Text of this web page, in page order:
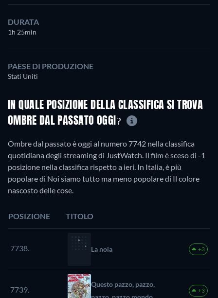
DURATA
1h 25min
PAESE DI PRODUZIONE
Stati Uniti
IN QUALE POSIZIONE DELLA CLASSIFICA SI TROVA
OMBRE DAL PASSATO OGGI?
Ombre dal passato è oggi al numero 7742 nella classifica
quotidiana degli streaming di JustWatch. Il film è sceso di -1
posizione nella classifica rispetto a ieri. In Italia, è più
popolare di Noi siamo tutto ma meno popolare di Il colore
nascosto delle cose.
POSIZIONE TITOLO
7738. La noia +3
7739.
Questo pazzo, pazzo,
+3